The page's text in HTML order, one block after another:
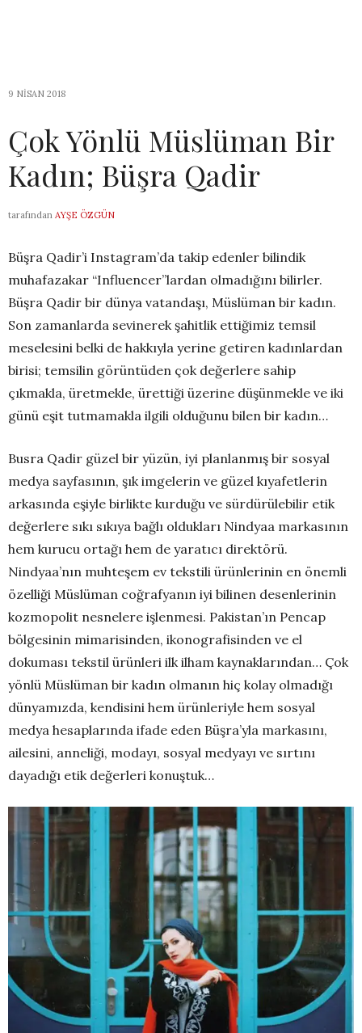
9 NISAN 2018
Çok Yönlü Müslüman Bir
Kadın; Büşra Qadir
tarafından AYŞE ÖZGÜN
Büşra Qadir’i Instagram’da takip edenler bilindik
muhafazakar “Influencer”lardan olmadığını bilirler.
Büşra Qadir bir dünya vatandaşı, Müslüman bir kadın.
Son zamanlarda sevinerek şahitlik ettiğimiz temsil
meselesini belki de hakkıyla yerine getiren kadınlardan
birisi; temsilin görüntüden çok değerlere sahip
çıkmakla, üretmekle, ürettiği üzerine düşünmekle ve iki
günü eşit tutmamakla ilgili olduğunu bilen bir kadın…
Busra Qadir güzel bir yüzün, iyi planlanmış bir sosyal
medya sayfasının, şık imgelerin ve güzel kıyafetlerin
arkasında eşiyle birlikte kurduğu ve sürdürülebilir etik
değerlere sıkı sıkıya bağlı oldukları Nindyaa markasının
hem kurucu ortağı hem de yaratıcı direktörü.
Nindyaa’nın muhteşem ev tekstili ürünlerinin en önemli
özelliği Müslüman coğrafyanın iyi bilinen desenlerinin
kozmopolit nesnelere işlenmesi. Pakistan’ın Pencap
bölgesinin mimarisinden, ikonografisinden ve el
dokuması tekstil ürünleri ilk ilham kaynaklarından… Çok
yönlü Müslüman bir kadın olmanın hiç kolay olmadığı
dünyamızda, kendisini hem ürünleriyle hem sosyal
medya hesaplarında ifade eden Büşra’yla markasını,
ailesini, anneliği, modayı, sosyal medyayı ve sırtını
dayadığı etik değerleri konuştuk…